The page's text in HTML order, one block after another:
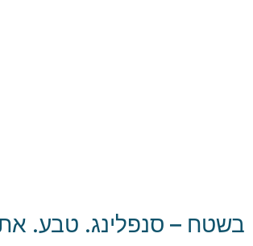
בשטח – סנפלינג. טבע.